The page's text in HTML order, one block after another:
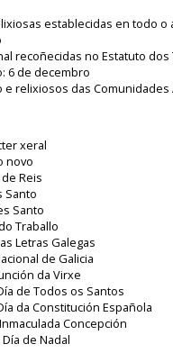
establecidas en todo o
recoñecidas no Estatuto
6 de decembro
e relixiosos das
xeral
novo
Reis
Santo
Santo
Traballo
Letras Galegas
de Galicia
da Virxe
de Todos os Santos
da Constitución Española
Concepción
de Nadal